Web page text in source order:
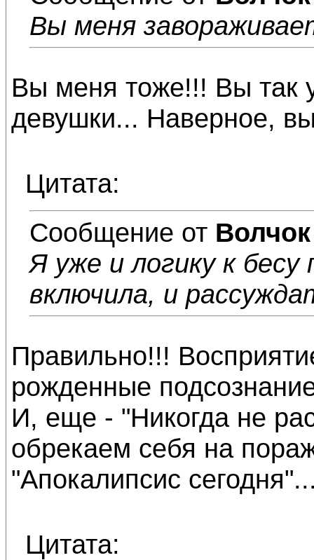
Вы меня
Вы меня тоже!!! Вы так
девушки... Наверное,
Цитата:
Сообщение от Волчок
Я уже и логику к бесу
включила, и
Правильно!!!
рожденные
И, еще - "Никогда не
обрекаем себя на
"Апокалипсис
Цитата: